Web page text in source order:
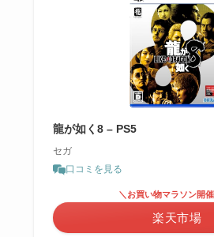
龍が如く8 – PS5
セガ
口コミを見る
＼お買い物マラソン開
楽天市場